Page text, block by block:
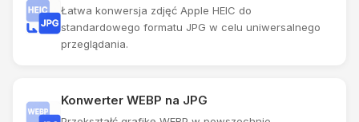
Łatwa konwersja zdjęć Apple HEIC do
standardowego formatu JPG w celu uniwersalnego
przeglądania.
Konwerter WEBP na JPG